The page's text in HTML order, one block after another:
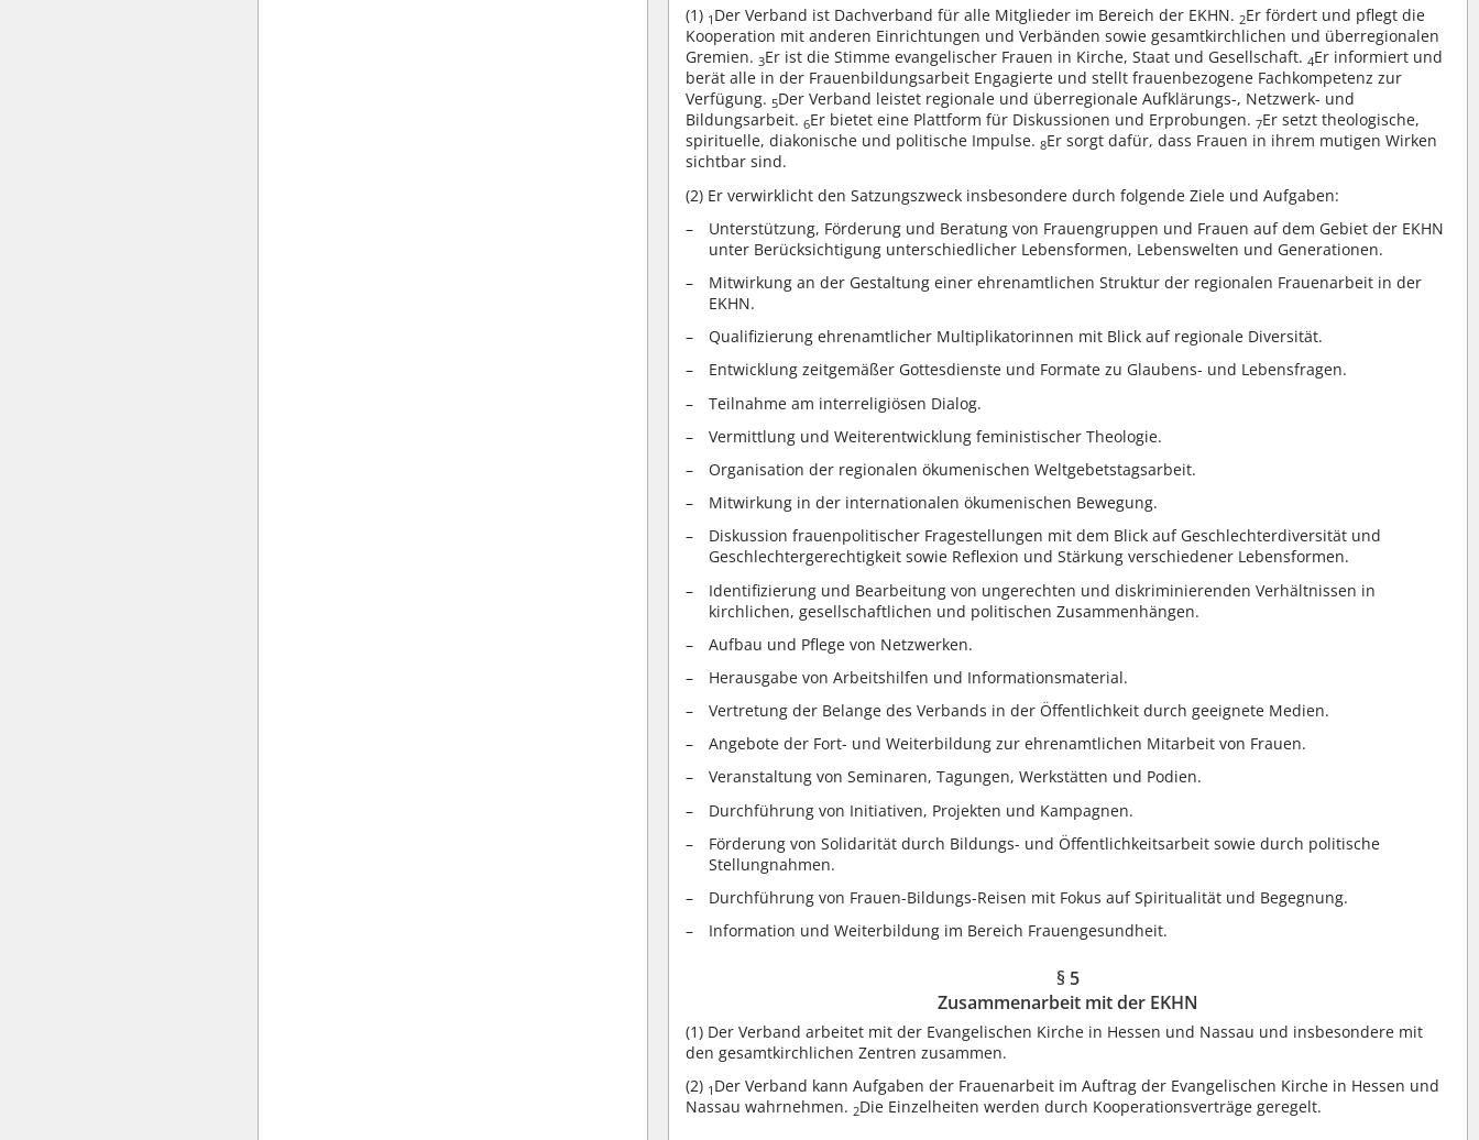
(1) 1 Der Verband ist Dachverband für alle Mitglieder im Bereich der EKHN. 2Er fördert und pflegt die
Kooperation mit anderen Einrichtungen und Verbänden sowie gesamtkirchlichen und überregionalen
Gremien.3Er ist die Stimme evangelischer Frauen in Kirche, Staat und Gesellschaft.4Er informiert und
berät alle in der Frauenbildungsarbeit Engagierte und stellt frauenbezogene Fachkompetenz zur
Verfügung. 5Der Verband leistet regionale und überregionale Aufklärungs-, Netzwerk- und
Bildungsarbeit.6Er bietet eine Plattform für Diskussionen und Erprobungen.7Er setzt theologische,
spirituelle, diakonische und politische Impulse.8Er sorgt dafür, dass Frauen in ihrem mutigen Wirken
sichtbar sind.
(2) Er verwirklicht den Satzungszweck insbesondere durch folgende Ziele und Aufgaben:
Unterstützung, Förderung und Beratung von Frauengruppen und Frauen auf dem Gebiet der EKHN
unter Berücksichtigung unterschiedlicher Lebensformen, Lebenswelten und Generationen.
Mitwirkung an der Gestaltung einer ehrenamtlichen Struktur der regionalen Frauenarbeit in der
EKHN.
Qualifizierung ehrenamtlicher Multiplikatorinnen mit Blick auf regionale Diversität.
Entwicklung zeitgemäßer Gottesdienste und Formate zu Glaubens- und Lebensfragen.
Teilnahme am interreligiösen Dialog.
Vermittlung und Weiterentwicklung feministischer Theologie.
Organisation der regionalen ökumenischen Weltgebetstagsarbeit.
Mitwirkung in der internationalen ökumenischen Bewegung.
Diskussion frauenpolitischer Fragestellungen mit dem Blick auf Geschlechterdiversität und
Geschlechtergerechtigkeit sowie Reflexion und Stärkung verschiedener Lebensformen.
Identifizierung und Bearbeitung von ungerechten und diskriminierenden Verhältnissen in
kirchlichen, gesellschaftlichen und politischen Zusammenhängen.
Aufbau und Pflege von Netzwerken.
Herausgabe von Arbeitshilfen und Informationsmaterial.
Vertretung der Belange des Verbands in der Öffentlichkeit durch geeignete Medien.
Angebote der Fort- und Weiterbildung zur ehrenamtlichen Mitarbeit von Frauen.
Veranstaltung von Seminaren, Tagungen, Werkstätten und Podien.
Durchführung von Initiativen, Projekten und Kampagnen.
Förderung von Solidarität durch Bildungs- und Öffentlichkeitsarbeit sowie durch politische
Stellungnahmen.
Durchführung von Frauen-Bildungs-Reisen mit Fokus auf Spiritualität und Begegnung.
Information und Weiterbildung im Bereich Frauengesundheit.
§ 5
Zusammenarbeit mit der EKHN
(1) Der Verband arbeitet mit der Evangelischen Kirche in Hessen und Nassau und insbesondere mit
den gesamtkirchlichen Zentren zusammen.
(2) 1 Der Verband kann Aufgaben der Frauenarbeit im Auftrag der Evangelischen Kirche in Hessen und
Nassau wahrnehmen. 2Die Einzelheiten werden durch Kooperationsverträge geregelt.